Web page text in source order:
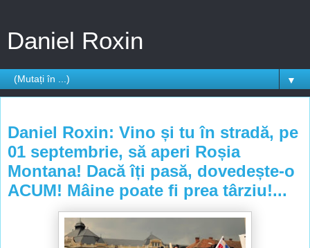
Daniel Roxin
▼
Daniel Roxin: Vino și tu în stradă, pe
01 septembrie, să aperi Roșia
Montana! Dacă îți pasă, dovedește-o
ACUM! Mâine poate fi prea târziu!...